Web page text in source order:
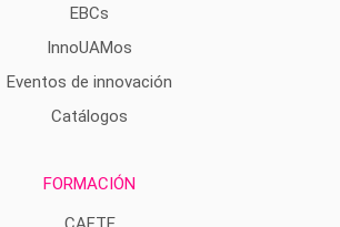
EBCs
InnoUAMos
Eventos de innovación
Catálogos
FORMACIÓN